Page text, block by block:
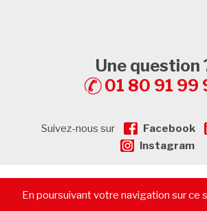
Une question
01 80 91 99
Suivez-nous sur Facebook
Instagram
© 2026 - CommerceImmo.fr - Tous
En poursuivant votre navigation sur ce